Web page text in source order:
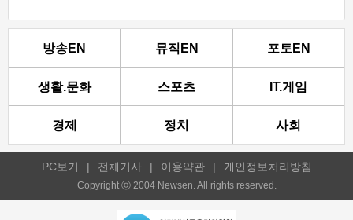
방송EN 뮤직EN 포토EN
생활.문화 스포츠 IT.게임
경제 정치 사회
PC보기 | 전체기사 | 이용약관 | 개인정보처리방침
Copyright ⓒ 2004 Newsen. All rights reserved.